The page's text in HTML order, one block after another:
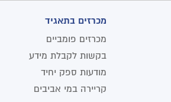
מכרזים בתאגיד
מכרזים פומביים
בקשות לקבלת מידע
מודעות ספק יחיד
קריירה במי אביבים